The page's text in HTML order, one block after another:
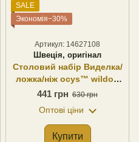
SALE
Экономія−30%
Артикул: 14627108
Швеція, оригінал
Столовий набір Виделка/
ложка/ніж ocys™ wildo®
сірий пластик, оригінал
441 грн 630 грн
Оптові ціни
Купити